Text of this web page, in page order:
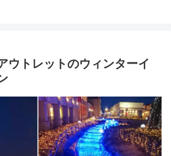
ウトレットのウィンターイ